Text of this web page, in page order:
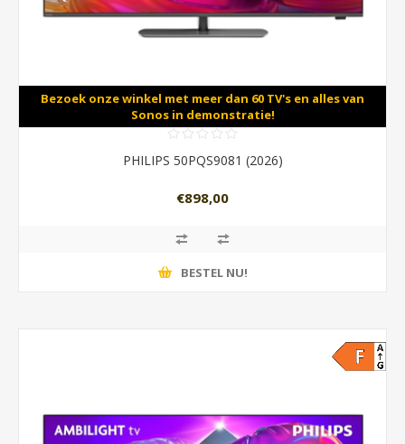
Bezoek onze winkel met meer dan 60 TV's en alles van
Sonos in demonstratie!
PHILIPS 50PQS9081 (2026)
€898,00
BESTEL NU!